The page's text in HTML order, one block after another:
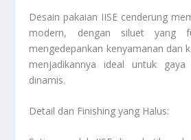
Desain pakaian IISE cenderung
modern, dengan siluet yang
mengedepankan kenyamanan dan
menjadikannya ideal untuk
dinamis.
Detail dan Finishing yang Halus: